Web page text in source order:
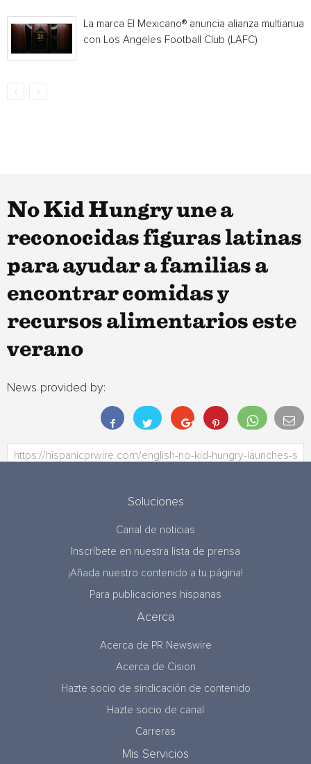
La marca El Mexicano® anuncia alianza multianual
con Los Angeles Football Club (LAFC)
No Kid Hungry une a
reconocidas figuras latinas
para ayudar a familias a
encontrar comidas y
recursos alimentarios este
verano
News provided by:
Soluciones
Canal de noticias
Inscríbete en nuestra lista de prensa
¡Añada nuestro contenido a tu página!
Para publicaciones hispanas
Acerca
Acerca de PR Newswire
Acerca de Cision
Hazte socio de sindicación de contenido
Hazte socio de canal
Carreras
Mis Servicios